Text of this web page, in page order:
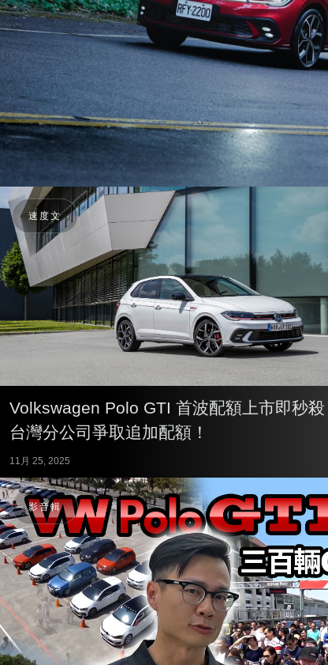
速度文
Volkswagen Polo GTI 首波配額上市即秒殺
台灣分公司爭取追加配額！
11月 25, 2025
影音輯